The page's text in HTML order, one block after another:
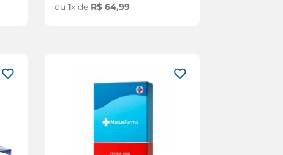
ou 1x de R$ 64,99